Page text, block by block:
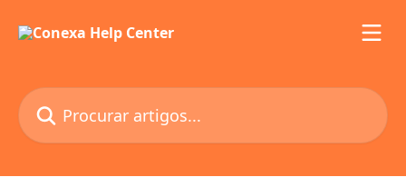
Procurar artigos...